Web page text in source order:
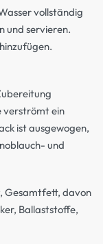
vollständig
und servieren.
verströmt ein
ist ausgewogen,
und
Gesamtfett, davon
Ballaststoffe,